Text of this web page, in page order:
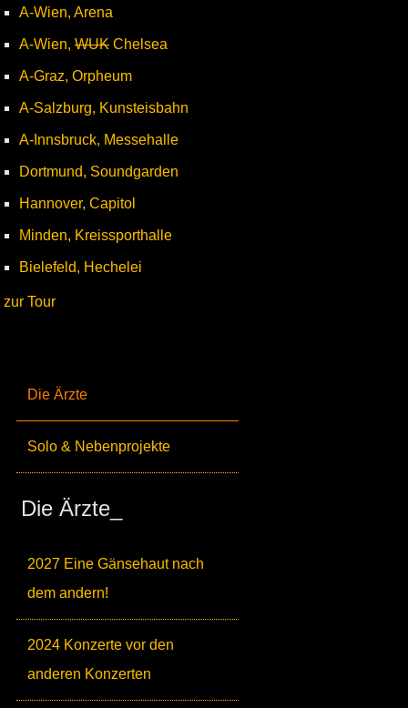
Die Ärzte
Solo & Nebenprojekte
Die Ärzte_
2027 Eine Gänsehaut nach
dem andern!
2024 Konzerte vor den
anderen Konzerten
A-Wien, Arena
A-Wien, WUK Chelsea
A-Graz, Orpheum
A-Salzburg, Kunsteisbahn
A-Innsbruck, Messehalle
Dortmund, Soundgarden
Hannover, Capitol
Minden, Kreissporthalle
Bielefeld, Hechelei
zur Tour